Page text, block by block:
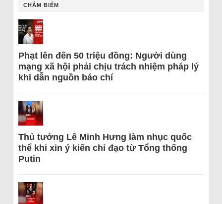
CHÂM BIẾM
Phạt lên đến 50 triệu đồng: Người dùng
mạng xã hội phải chịu trách nhiệm pháp lý
khi dẫn nguồn báo chí
Thủ tướng Lê Minh Hưng làm nhục quốc
thể khi xin ý kiến chỉ đạo từ Tổng thống
Putin